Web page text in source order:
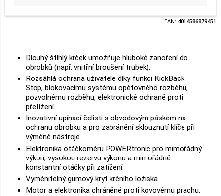
EAN: 4014586879451
Dlouhý štíhlý krček umožňuje hluboké zanoření do
obrobků (např. vnitřní broušení trubek).
Rozsáhlá ochrana uživatele díky funkci KickBack
Stop, blokovacímu systému opětovného rozběhu,
pozvolnému rozbĕhu, elektronické ochraně proti
přetížení.
Inovativní upínací čelisti s obvodovým páskem na
ochranu obrobku a pro zabránění sklouznutí klíče při
výměně nástroje.
Elektronika otáčkoměru POWERtronic pro mimořádný
výkon, vysokou rezervu výkonu a mimořádně
konstantní otáčky při zatížení.
Vyměnitelný gumový kryt krčního ložiska.
Motor a elektronika chráněné proti kovovému prachu.